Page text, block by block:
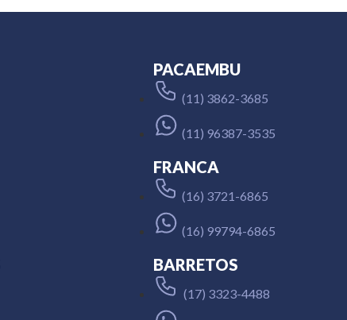
PACAEMBU
(11) 3862-3685
(11) 96387-3535
FRANCA
(16) 3721-6865
(16) 99794-6865
BARRETOS
(17) 3323-4488